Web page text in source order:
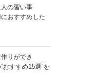
の習い事
おすすめした
りができ
すすめ15選”を